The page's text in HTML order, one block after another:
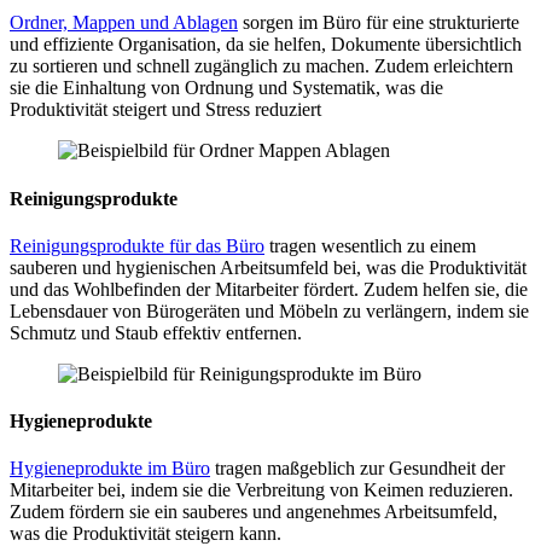
Ordner, Mappen und Ablagen sorgen im Büro für eine strukturierte
und effiziente Organisation, da sie helfen, Dokumente übersichtlich
zu sortieren und schnell zugänglich zu machen. Zudem erleichtern
sie die Einhaltung von Ordnung und Systematik, was die
Produktivität steigert und Stress reduziert
Reinigungsprodukte
Reinigungsprodukte für das Büro tragen wesentlich zu einem
sauberen und hygienischen Arbeitsumfeld bei, was die Produktivität
und das Wohlbefinden der Mitarbeiter fördert. Zudem helfen sie, die
Lebensdauer von Bürogeräten und Möbeln zu verlängern, indem sie
Schmutz und Staub effektiv entfernen.
Hygieneprodukte
Hygieneprodukte im Büro tragen maßgeblich zur Gesundheit der
Mitarbeiter bei, indem sie die Verbreitung von Keimen reduzieren.
Zudem fördern sie ein sauberes und angenehmes Arbeitsumfeld,
was die Produktivität steigern kann.